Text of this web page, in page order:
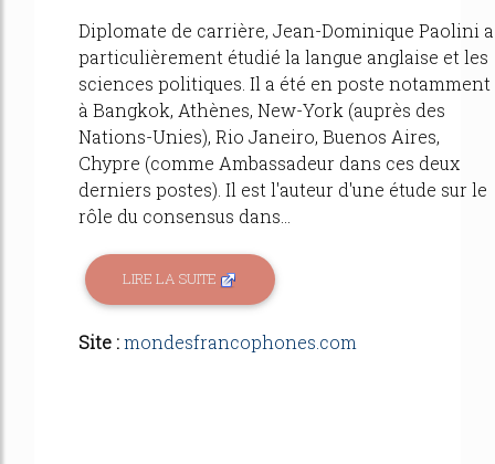
Diplomate de carrière, Jean-Dominique Paolini a
particulièrement étudié la langue anglaise et les
sciences politiques. Il a été en poste notamment
à Bangkok, Athènes, New-York (auprès des
Nations-Unies), Rio Janeiro, Buenos Aires,
Chypre (comme Ambassadeur dans ces deux
derniers postes). Il est l'auteur d'une étude sur le
rôle du consensus dans...
LIRE LA SUITE
Site :mondesfrancophones.com